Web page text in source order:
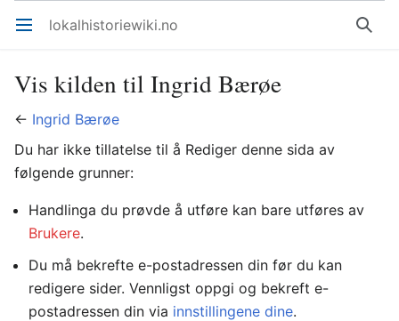
Åpne hovedmenyen lokalhistoriewiki.no Søk
Vis kilden til Ingrid Bærøe
← Ingrid Bærøe
Du har ikke tillatelse til å Rediger denne sida av
følgende grunner:
Handlinga du prøvde å utføre kan bare utføres av
Brukere.
Du må bekrefte e-postadressen din før du kan
redigere sider. Vennligst oppgi og bekreft e-
postadressen din via innstillingene dine.